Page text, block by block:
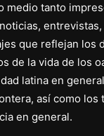
medio tanto
que reflejan los
de la vida de los
latina en
así como los
en general.